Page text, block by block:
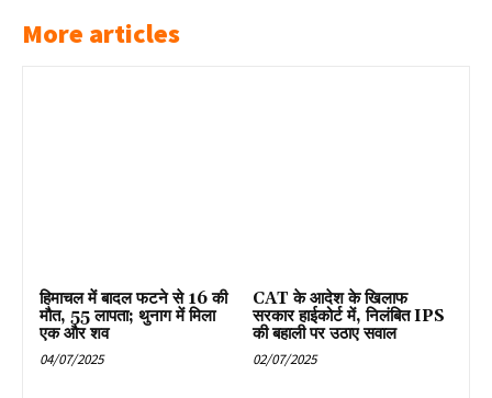
More articles
हिमाचल में बादल फटने से 16 की
मौत, 55 लापता; थुनाग में मिला
एक और शव
04/07/2025
CAT के आदेश के खिलाफ
सरकार हाईकोर्ट में, निलंबित IPS
की बहाली पर उठाए सवाल
02/07/2025